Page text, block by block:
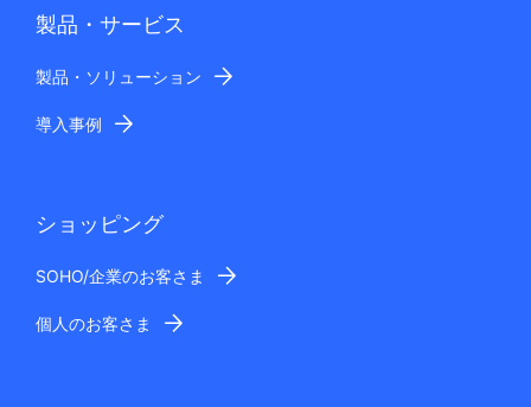
製品・サービス
製品・ソリューション
導入事例
ショッピング
SOHO/企業のお客さま
個人のお客さま